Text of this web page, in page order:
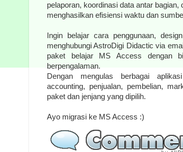
pelaporan, koordinasi data antar
menghasilkan efisiensi waktu dan
Ingin belajar cara penggunaan,
menghubungi AstroDigi Didactic via
paket belajar MS Access dengan
berpengalaman.
Dengan mengulas berbagai
accounting, penjualan, pembelian,
paket dan jenjang yang dipilih.
Ayo migrasi ke MS Access :)